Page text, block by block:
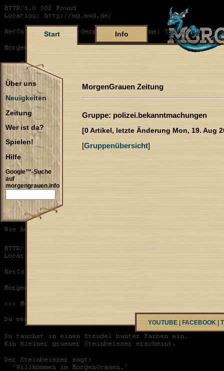
Start Info
Über uns
Neuigkeiten
Zeitung
Wer ist da?
Spielen!
Hilfe
Google™-Suche
auf
morgengrauen.info
MorgenGrauen Zeitung
Gruppe: polizei.bekanntmachungen
[0 Artikel, letzte Änderung Mon, 19. Aug
[Gruppenübersicht]
YOUTUBE FACEBOOK